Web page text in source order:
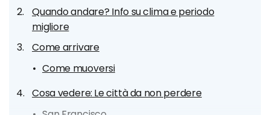
Quando andare? Info su clima e periodo
migliore
Come arrivare
Come muoversi
Cosa vedere: Le città da non perdere